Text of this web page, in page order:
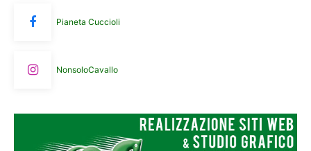
Pianeta Cuccioli
NonsoloCavallo